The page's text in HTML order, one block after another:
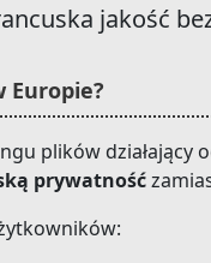
jakość
Europie?
plików
prywatność